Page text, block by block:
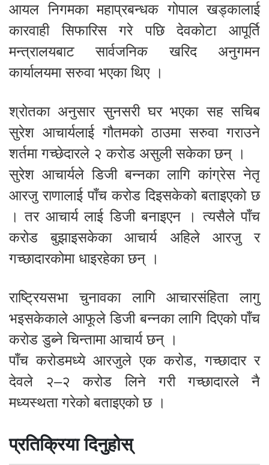
आयल निगमका महाप्रबन्धक गोपाल खड्कालाई
कारवाही सिफारिस गरे पछि देवकोटा आपूर्ति
मन्त्रालयबाट सार्वजनिक खरिद अनुगमन
कार्यालयमा सरुवा भएका थिए ।
श्रोतका अनुसार सुनसरी घर भएका सह सचिब
सुरेश आचार्यलाई गौतमको ठाउमा सरुवा गराउने
शर्तमा गच्छेदारले २ करोड असुली सकेका छन् ।
सुरेश आचार्यले डिजी बन्नका लागि कांग्रेस नेतृ
आरजु राणालाई पाँच करोड दिइसकेको बताइएको छ
। तर आचार्य लाई डिजी बनाइएन । त्यसैले पाँच
करोड बुझाइसकेका आचार्य अहिले आरजु र
गच्छादारकोमा धाइरहेका छन् ।
राष्ट्रियसभा चुनावका लागि आचारसंहिता लागु
भइसकेकाले आफूले डिजी बन्नका लागि दिएको पाँच
करोड डुब्ने चिन्तामा आचार्य छन् ।
पाँच करोडमध्ये आरजुले एक करोड, गच्छादार र
देवले २–२ करोड लिने गरी गच्छादारले नै
मध्यस्थता गरेको बताइएको छ ।
प्रतिक्रिया दिनुहोस्